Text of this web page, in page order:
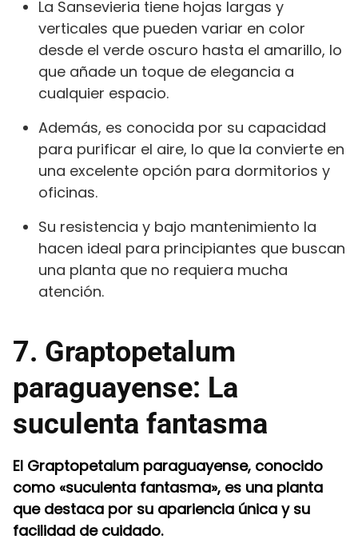
La Sansevieria tiene hojas largas y
verticales que pueden variar en color
desde el verde oscuro hasta el amarillo, lo
que añade un toque de elegancia a
cualquier espacio.
Además, es conocida por su capacidad
para purificar el aire, lo que la convierte en
una excelente opción para dormitorios y
oficinas.
Su resistencia y bajo mantenimiento la
hacen ideal para principiantes que buscan
una planta que no requiera mucha
atención.
7. Graptopetalum
paraguayense: La
suculenta fantasma
El Graptopetalum paraguayense, conocido
como «suculenta fantasma», es una planta
que destaca por su apariencia única y su
facilidad de cuidado.